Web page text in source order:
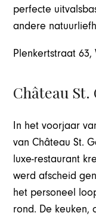
perfecte
andere
Plenkertstraat
Château St.
In het voorjaar
van Château St.
luxe-restaurant
werd afscheid
het personeel
rond. De keuken,